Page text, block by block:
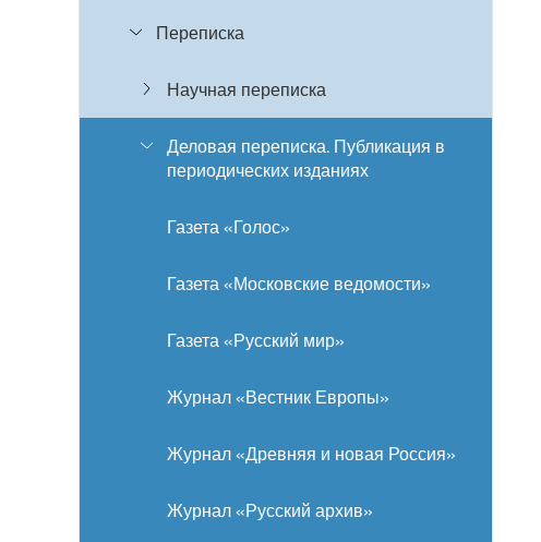
Переписка
Научная переписка
Деловая переписка. Публикация в
периодических изданиях
Газета «Голос»
Газета «Московские ведомости»
Газета «Русский мир»
Журнал «Вестник Европы»
Журнал «Древняя и новая Россия»
Журнал «Русский архив»